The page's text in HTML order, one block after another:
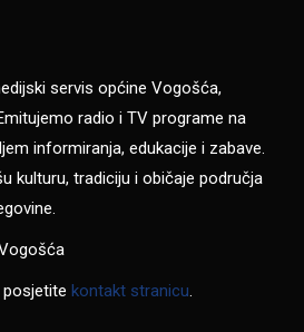
servis općine Vogošća,
radio i TV programe na
informiranja, edukacije i zabave.
kulturu, tradiciju i običaje područja
kontakt stranicu.